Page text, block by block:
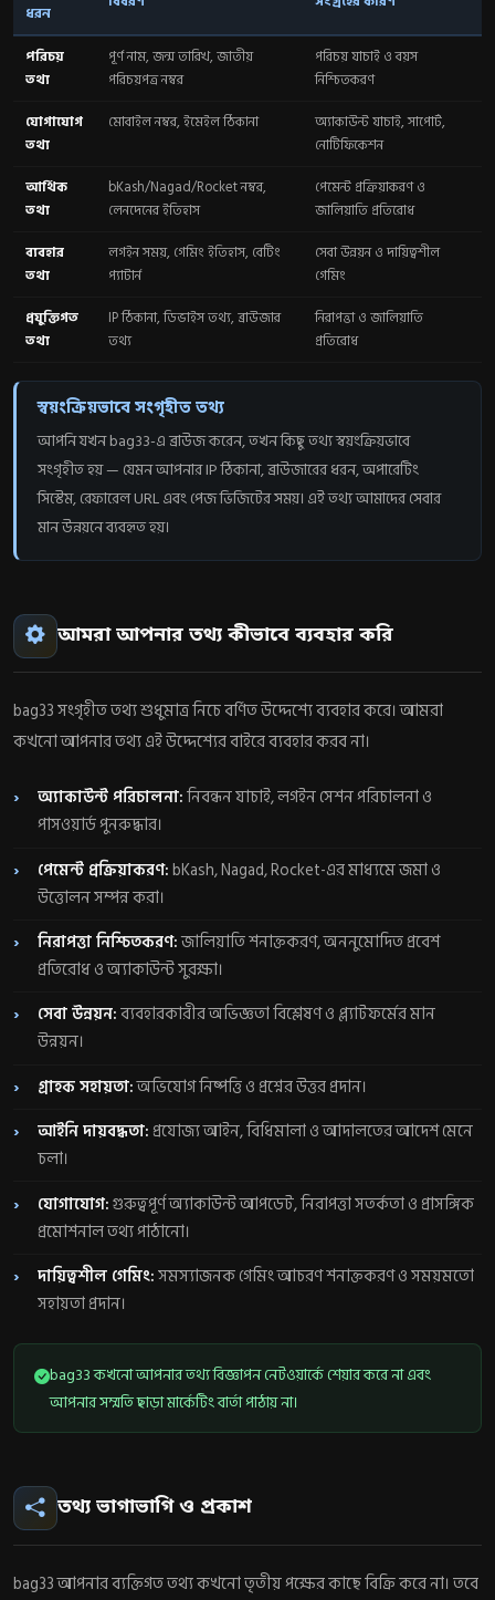
ধরন
পরিচয়
তথ্য
পূর্ণ নাম, জন্ম তারিখ, জাতীয়
পরিচয়পত্র নম্বর
পরিচয় যাচাই ও বয়স
নিশ্চিতকরণ
যোগাযোগ
তথ্য
মোবাইল নম্বর, ইমেইল ঠিকানা
অ্যাকাউন্ট যাচাই, সাপোর্ট,
নোটিফিকেশন
আর্থিক
তথ্য
bKash/Nagad/Rocket নম্বর,
লেনদেনের ইতিহাস
পেমেন্ট প্রক্রিয়াকরণ ও
জালিয়াতি প্রতিরোধ
ব্যবহার
তথ্য
লগইন সময়, গেমিং ইতিহাস, বেটিং
প্যাটার্ন
সেবা উন্নয়ন ও দায়িত্বশীল
গেমিং
প্রযুক্তিগত
তথ্য
IP ঠিকানা, ডিভাইস তথ্য, ব্রাউজার
তথ্য
নিরাপত্তা ও জালিয়াতি
প্রতিরোধ
স্বয়ংক্রিয়ভাবে সংগৃহীত তথ্য
আপনি যখন bag33-এ ব্রাউজ করেন, তখন কিছু তথ্য স্বয়ংক্রিয়ভাবে
সংগৃহীত হয় — যেমন আপনার IP ঠিকানা, ব্রাউজারের ধরন, অপারেটিং
সিস্টেম, রেফারেল URL এবং পেজ ভিজিটের সময়। এই তথ্য আমাদের সেবার
মান উন্নয়নে ব্যবহৃত হয়।
আমরা আপনার তথ্য কীভাবে ব্যবহার করি
bag33 সংগৃহীত তথ্য শুধুমাত্র নিচে বর্ণিত উদ্দেশ্যে ব্যবহার করে। আমরা
কখনো আপনার তথ্য এই উদ্দেশ্যের বাইরে ব্যবহার করব না।
অ্যাকাউন্ট পরিচালনা:নিবন্ধন যাচাই, লগইন সেশন পরিচালনা ও
পাসওয়ার্ড পুনরুদ্ধার।
পেমেন্ট প্রক্রিয়াকরণ:bKash, Nagad, Rocket-এর মাধ্যমে জমা ও
উত্তোলন সম্পন্ন করা।
নিরাপত্তা নিশ্চিতকরণ:জালিয়াতি শনাক্তকরণ, অননুমোদিত প্রবেশ
প্রতিরোধ ও অ্যাকাউন্ট সুরক্ষা।
সেবা উন্নয়ন:ব্যবহারকারীর অভিজ্ঞতা বিশ্লেষণ ও প্ল্যাটফর্মের মান
উন্নয়ন।
গ্রাহক সহায়তা:অভিযোগ নিষ্পত্তি ও প্রশ্নের উত্তর প্রদান।
আইনি দায়বদ্ধতা: প্রযোজ্য আইন, বিধিমালা ও আদালতের আদেশ মেনে
চলা।
যোগাযোগ:গুরুত্বপূর্ণ অ্যাকাউন্ট আপডেট, নিরাপত্তা সতর্কতা ও প্রাসঙ্গিক
প্রমোশনাল তথ্য পাঠানো।
দায়িত্বশীল গেমিং:সমস্যাজনক গেমিং আচরণ শনাক্তকরণ ও সময়মতো
সহায়তা প্রদান।
bag33 কখনো আপনার তথ্য বিজ্ঞাপন নেটওয়ার্কে শেয়ার করে না এবং
আপনার সম্মতি ছাড়া মার্কেটিং বার্তা পাঠায় না।
তথ্য ভাগাভাগি ও প্রকাশ
bag33 আপনার ব্যক্তিগত তথ্য কখনো তৃতীয় পক্ষের কাছে বিক্রি করে না। তবে